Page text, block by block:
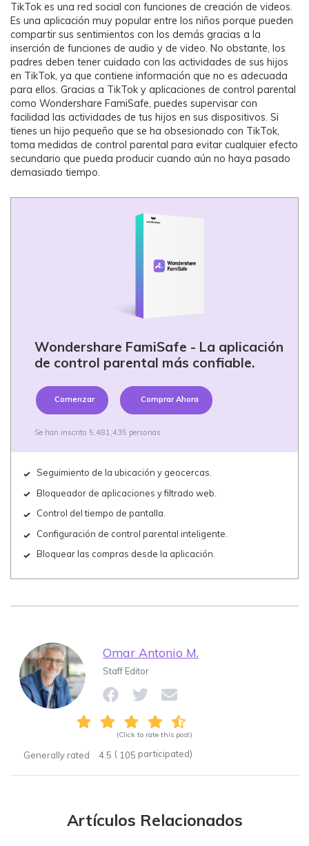
TikTok es una red social con funciones de creación de videos.
Es una aplicación muy popular entre los niños porque pueden
compartir sus sentimientos con los demás gracias a la
inserción de funciones de audio y de video. No obstante, los
padres deben tener cuidado con las actividades de sus hijos
en TikTok, ya que contiene información que no es adecuada
para ellos. Gracias a TikTok y aplicaciones de control parental
como Wondershare FamiSafe, puedes supervisar con
facilidad las actividades de tus hijos en sus dispositivos. Si
tienes un hijo pequeño que se ha obsesionado con TikTok,
toma medidas de control parental para evitar cualquier efecto
secundario que pueda producir cuando aún no haya pasado
demasiado tiempo.
Wondershare FamiSafe - La aplicación
de control parental más confiable.
Comenzar Comprar Ahora
Se han inscrito 5,481,435 personas.
Seguimiento de la ubicación y geocercas.
Bloqueador de aplicaciones y filtrado web.
Control del tiempo de pantalla.
Configuración de control parental inteligente.
Bloquear las compras desde la aplicación.
Omar Antonio M.
Staff Editor
(Click to rate this post)
Generally rated 4.5 ( 105 participated)
Artículos Relacionados